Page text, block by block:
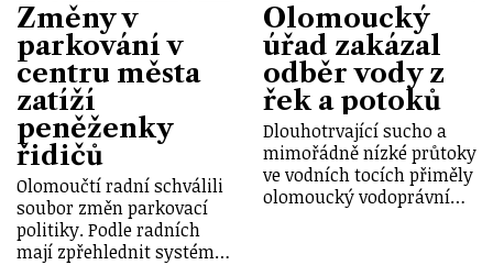
Změny v
parkování v
centru města
zatíží
peněženky
řidičů
Olomoučtí radní schválili
soubor změn parkovací
politiky. Podle radních
mají zpřehlednit systém…
Olomoucký
úřad zakázal
odběr vody z
řek a potoků
Dlouhotrvající sucho a
mimořádně nízké průtoky
ve vodních tocích přiměly
olomoucký vodoprávní…